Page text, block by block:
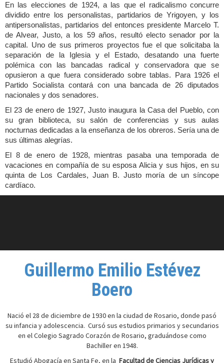
En las elecciones de 1924, a las que el radicalismo concurre
dividido entre los personalistas, partidarios de Yrigoyen, y los
antipersonalistas, partidarios del entonces presidente Marcelo T.
de Alvear, Justo, a los 59 años, resultó electo senador por la
capital. Uno de sus primeros proyectos fue el que solicitaba la
separación de la Iglesia y el Estado, desatando una fuerte
polémica con las bancadas radical y conservadora que se
opusieron a que fuera considerado sobre tablas. Para 1926 el
Partido Socialista contará con una bancada de 26 diputados
nacionales y dos senadores.
El 23 de enero de 1927, Justo inaugura la Casa del Pueblo, con
su gran biblioteca, su salón de conferencias y sus aulas
nocturnas dedicadas a la enseñanza de los obreros. Sería una de
sus últimas alegrías.
El 8 de enero de 1928, mientras pasaba una temporada de
vacaciones en compañía de su esposa Alicia y sus hijos, en su
quinta de Los Cardales, Juan B. Justo moría de un síncope
cardíaco.
Guillermo Emilio Estévez
Boero
Nació el 28 de diciembre de 1930 en la ciudad de Rosario, donde pasó
su infancia y adolescencia. Cursó sus estudios primarios y secundarios
en el Colegio Sagrado Corazón de Rosario, graduándose como
Bachiller en 1948.
Estudió Abogacía en Santa Fe, en la Facultad de Ciencias Jurídicas y